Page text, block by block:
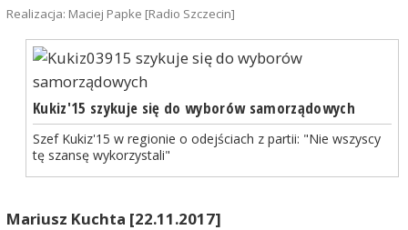
Realizacja: Maciej Papke [Radio Szczecin]
Kukiz'15 szykuje się do wyborów samorządowych
Szef Kukiz'15 w regionie o odejściach z partii: "Nie wszyscy
tę szansę wykorzystali"
Mariusz Kuchta [22.11.2017]